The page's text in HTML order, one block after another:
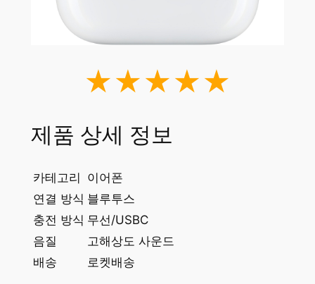
★★★★★
제품 상세 정보
카테고리
이어폰
연결 방식 블루투스
충전 방식 무선/USBC
음질
고해상도 사운드
배송
로켓배송